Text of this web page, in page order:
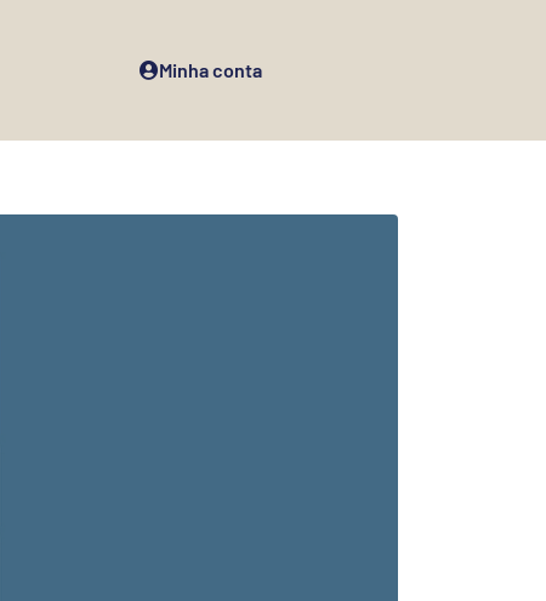
Minha conta